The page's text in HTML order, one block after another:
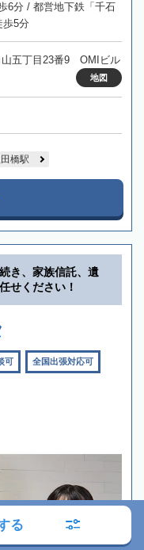
6分 / 都営地下鉄「千石
歩5分
山五丁目23番9 OMIビル
地図
橋駅
き、家族信託、遺
せください！
可 全国出張対応可
る